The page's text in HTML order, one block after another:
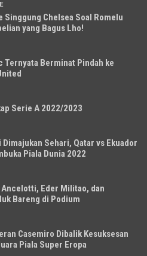
Singgung Chelsea Soal Romelu
yang Bagus Lho!
Ternyata Berminat Pindah ke
Serie A 2022/2023
Sehari, Qatar vs Ekuador
Piala Dunia 2022
Eder Militao, dan
Bareng di Podium
Casemiro Dibalik Kesuksesan
Piala Super Eropa